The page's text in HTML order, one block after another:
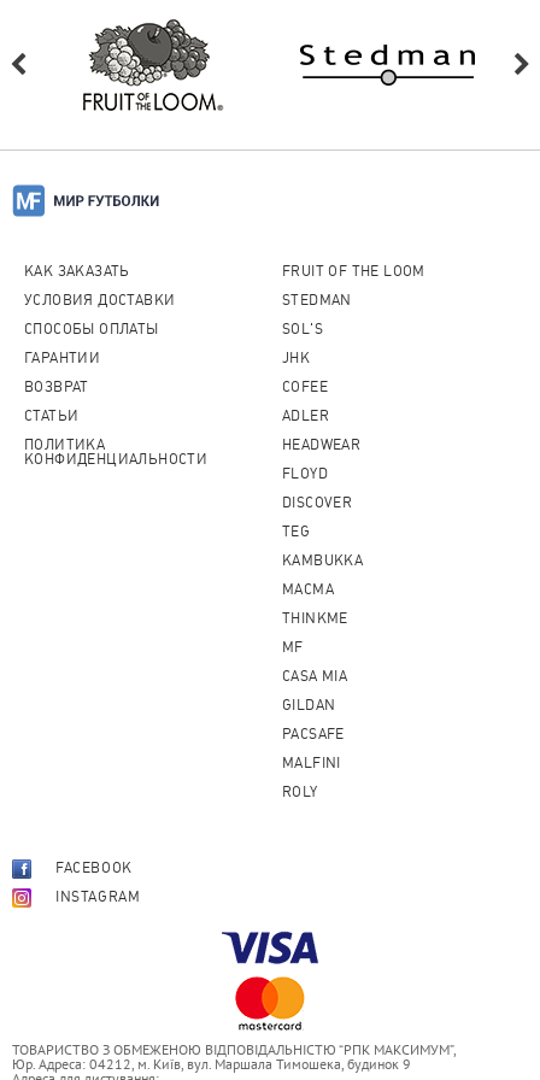
КАК ЗАКАЗАТЬ
УСЛОВИЯ ДОСТАВКИ
СПОСОБЫ ОПЛАТЫ
ГАРАНТИИ
ВОЗВРАТ
СТАТЬИ
ПОЛИТИКА
КОНФИДЕНЦИАЛЬНОСТИ
FRUIT OF THE LOOM
STEDMAN
SOL'S
JHK
COFEE
ADLER
HEADWEAR
FLOYD
DISCOVER
TEG
KAMBUKKA
MACMA
THINKME
MF
CASA MIA
GILDAN
PACSAFE
MALFINI
ROLY
FACEBOOK
INSTAGRAM
ТОВАРИСТВО З ОБМЕЖЕНОЮ ВІДПОВІДАЛЬНІСТЮ “РПК МАКСИМУМ”,
Юр. Адреса: 04212, м. Київ, вул. Маршала Тимошека, будинок 9